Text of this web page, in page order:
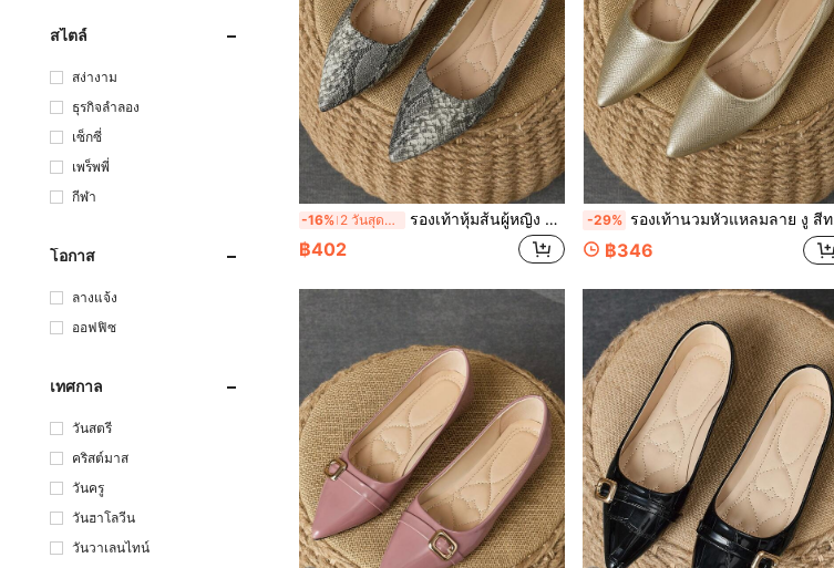
สไตล์
สง่างาม
ธุรกิจลำลอง
เซ็กซี่
เพร็พพี่
กีฬา
โอกาส
ลางแจ้ง
ออฟฟิซ
เทศกาล
วันสตรี
คริสต์มาส
วันครู
วันฮาโลวีน
วันวาเลนไทน์
-16% 2 วันสุดท้าย รองเท้าหุ้มส้นผู้หญิง ปลายแหลม รองเท้าเรือแบบสวมง่าย ลายหนังงู, สีเทาเข้ม สำหรับ ฤดูใบไม้ผลิ ฤดูร้อน และ ฤดูใบไม้ร่วง
฿402
-29% รองเท้านวมหัวแหลมลาย งู สีทอง สำหรับใส่เป็นประจำและนอกบ้าน ใส่ได้หลากหลายโอกาส
฿346